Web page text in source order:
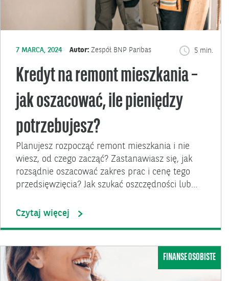
7 MARCA, 2024 Autor: Zespół BNP Paribas 5 min.
Kredyt na remont mieszkania –
jak oszacować, ile pieniędzy
potrzebujesz?
Planujesz rozpocząć remont mieszkania i nie
wiesz, od czego zacząć? Zastanawiasz się, jak
rozsądnie oszacować zakres prac i cenę tego
przedsięwzięcia? Jak szukać oszczędności lub…
Czytaj więcej
FINANSE OSOBISTE